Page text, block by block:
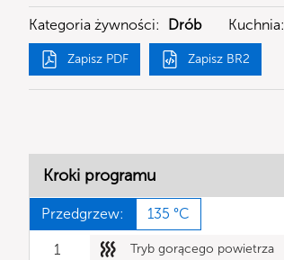
Kategoria żywności: Drób Kuchnia:
Zapisz PDF Zapisz BR2
Kroki programu
Przedgrzew: 135 °C
1 Tryb gorącego powietrza